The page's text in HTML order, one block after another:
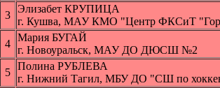
3
Элизабет КРУПИЦА
г. Кушва, МАУ КМО "Центр ФКСиТ
4
Мария БУГАЙ
г. Новоуральск, МАУ ДО ДЮСШ №2
5
Полина РУБЛЕВА
г. Нижний Тагил, МБУ ДО "СШ по